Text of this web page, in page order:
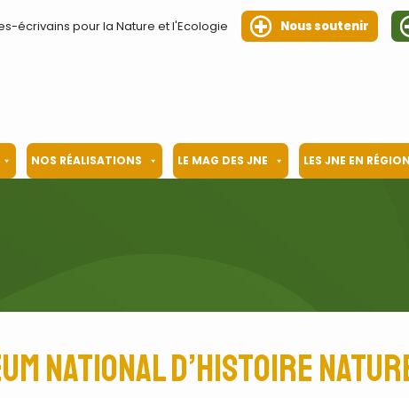
écrivains pour la Nature et l'Ecologie Nous soutenir
NOS RÉALISATIONS LE MAG DES JNE LES JNE EN
national d’histoire